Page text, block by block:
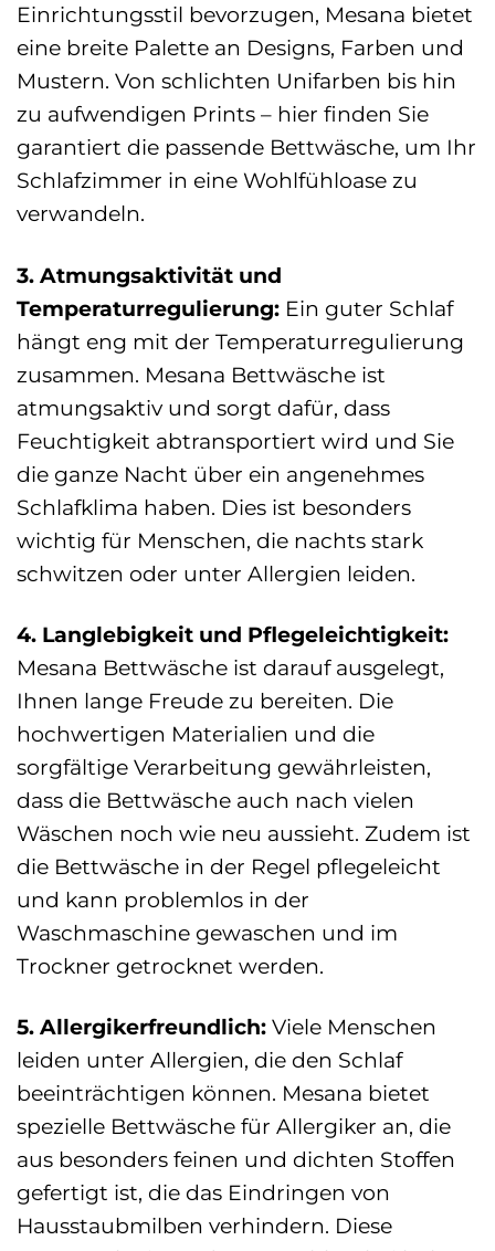
Einrichtungsstil bevorzugen, Mesana bietet
eine breite Palette an Designs, Farben und
Mustern. Von schlichten Unifarben bis hin
zu aufwendigen Prints – hier finden Sie
garantiert die passende Bettwäsche, um Ihr
Schlafzimmer in eine Wohlfühloase zu
verwandeln.
3. Atmungsaktivität und
Temperaturregulierung: Ein guter Schlaf
hängt eng mit der Temperaturregulierung
zusammen. Mesana Bettwäsche ist
atmungsaktiv und sorgt dafür, dass
Feuchtigkeit abtransportiert wird und Sie
die ganze Nacht über ein angenehmes
Schlafklima haben. Dies ist besonders
wichtig für Menschen, die nachts stark
schwitzen oder unter Allergien leiden.
4. Langlebigkeit und Pflegeleichtigkeit:
Mesana Bettwäsche ist darauf ausgelegt,
Ihnen lange Freude zu bereiten. Die
hochwertigen Materialien und die
sorgfältige Verarbeitung gewährleisten,
dass die Bettwäsche auch nach vielen
Wäschen noch wie neu aussieht. Zudem ist
die Bettwäsche in der Regel pflegeleicht
und kann problemlos in der
Waschmaschine gewaschen und im
Trockner getrocknet werden.
5. Allergikerfreundlich: Viele Menschen
leiden unter Allergien, die den Schlaf
beeinträchtigen können. Mesana bietet
spezielle Bettwäsche für Allergiker an, die
aus besonders feinen und dichten Stoffen
gefertigt ist, die das Eindringen von
Hausstaubmilben verhindern. Diese